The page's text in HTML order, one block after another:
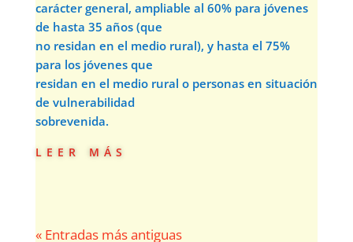
carácter general, ampliable al 60% para jóvenes
de hasta 35 años (que
no residan en el medio rural), y hasta el 75%
para los jóvenes que
residan en el medio rural o personas en situación
de vulnerabilidad
sobrevenida.
leer más
« Entradas más antiguas